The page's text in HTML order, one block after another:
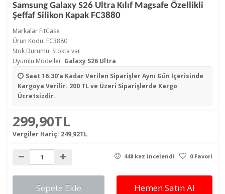
Samsung Galaxy S26 Ultra Kılıf Magsafe Özellikli
Şeffaf Silikon Kapak FC3880
Markalar FitCase
Ürün Kodu: FC3880
Stok Durumu: Stokta var
Uyumlu Modeller: Galaxy S26 Ultra
Saat 16:30'a Kadar Verilen SiparişlerAynı Gün İçerisinde
Kargoya Verilir. 200 TL ve Üzeri Siparişlerde Kargo
Ücretsizdir.
299,90TL
Vergiler Hariç: 249,92TL
448 kez incelendi 0 Favori
Sepete Ekle Hemen Satın Al